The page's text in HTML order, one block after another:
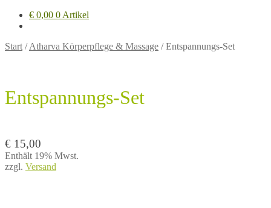
€ 0,00 0 Artikel
Start /Atharva Körperpflege & Massage /Entspannungs-Set
Entspannungs-Set
€ 15,00
Enthält 19% Mwst.
zzgl. Versand